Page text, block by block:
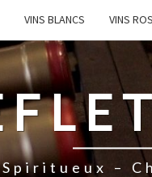
VINS BLANCS VINS
–